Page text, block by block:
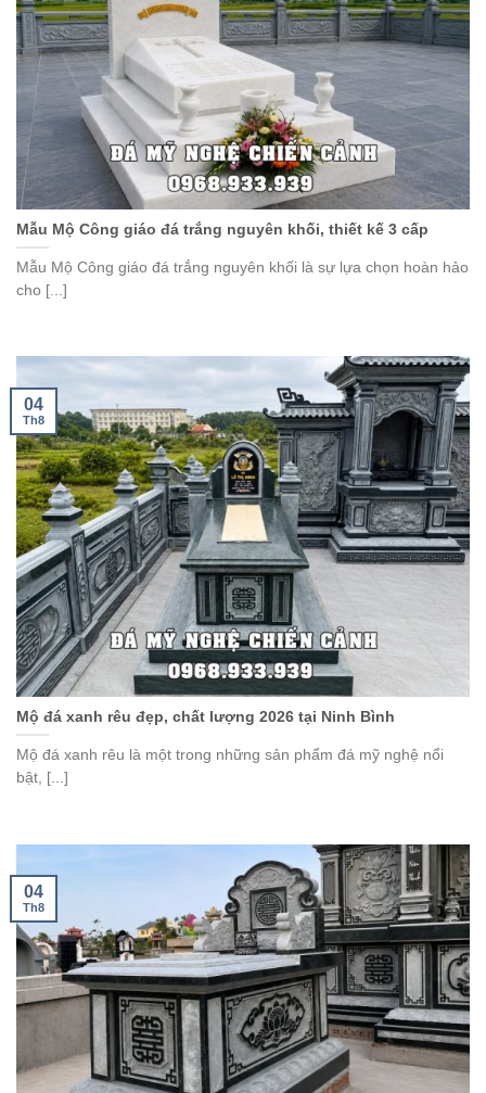
Mẫu Mộ Công giáo đá trắng nguyên khối, thiết kế 3 cấp
Mẫu Mộ Công giáo đá trắng nguyên khối là sự lựa chọn hoàn hảo
cho [...]
Mộ đá xanh rêu đẹp, chất lượng 2026 tại Ninh Bình
Mộ đá xanh rêu là một trong những sản phẩm đá mỹ nghệ nổi
bật, [...]
04
Th8
04
Th8